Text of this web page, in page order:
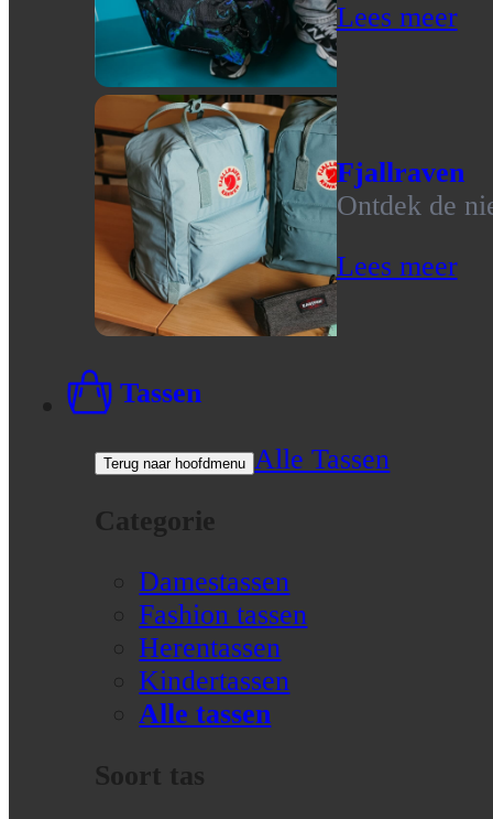
Lees meer
Fjallraven
Ontdek de
Lees meer
Tassen
Terug naar hoofdmenu Alle Tassen
Categorie
Damestassen
Fashion tassen
Herentassen
Kindertassen
Alle tassen
Soort tas